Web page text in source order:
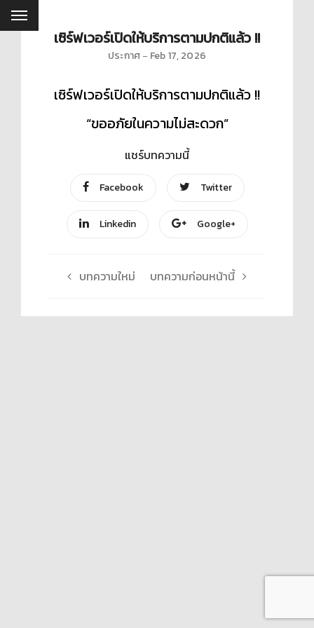
เซิร์ฟเวอร์เปิดให้บริการตามปกติแล้ว !!
ประกาศ Feb 17, 2026
เซิร์ฟเวอร์เปิดให้บริการตามปกติแล้ว !!
“ขออภัยในความไม่สะดวก”
แชร์บทความนี้
Facebook Twitter
Linkedin Google+
บทความใหม่ บทความก่อนหน้านี้